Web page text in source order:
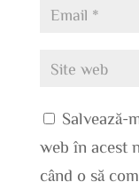
Salvează-
web în acest
când o să